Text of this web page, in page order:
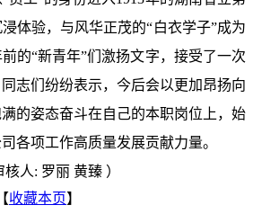
体验，与风华正茂的“白衣学子”成为
的“新青年”们激扬文字， 接受了一次
同志们 纷纷表示，今后会以更加昂扬向
的姿态奋斗在自己的本职岗位上，始
各项工作高质量发展贡献力量。
人: 罗丽 黄臻 ）
【收藏本页】